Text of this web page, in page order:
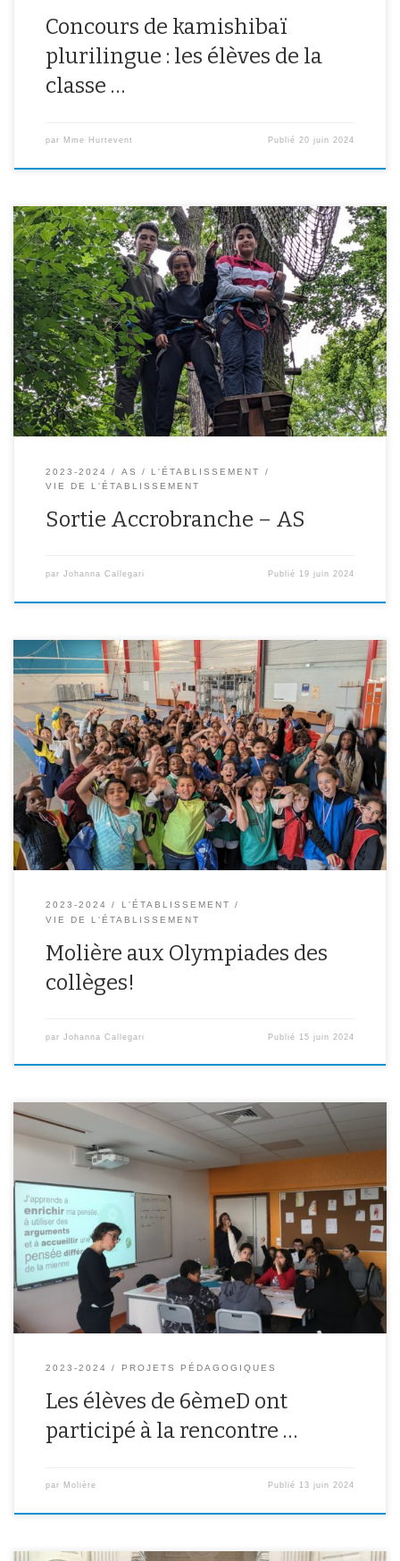
Concours de kamishibaï
plurilingue : les élèves de la
classe …
par Mme Hurtevent Publié20 juin 2024
46 élèves de l’Association Sportive ont participé à la sortie de fin
d’année à l’accrobranche du parc floral de Vincennes. Certains ont
découvert l’activité en commençant par le parcours jaune,
d’autres déjà aguerris sont même allés jusqu’au parcours rouge à
10m de hauteur! Des photos sont disponibles ci-dessous.
2023-2024 AS
L'ÉTABLISSEMENT
VIE DE L'ÉTABLISSEMENT
Sortie Accrobranche – AS
par Johanna Callegari Publié 19 juin 2024
Une vingtaine d’élèves de chaque niveau de classe ont été
sélectionnés pour participer aux Olympiades des collèges et ainsi
défier leurs camarades d’autres collèges d’Ivry sous la forme de
rencontres et de découvertes sportives. Ils ont ainsi pu pratiquer le
kinball, la balle aux prisonniers, le tchoukball, poules renards
vipères, […]
2023-2024
L'ÉTABLISSEMENT
VIE DE L'ÉTABLISSEMENT
Molière aux Olympiades des
collèges!
par Johanna Callegari Publié 15 juin 2024
2023-2024 PROJETS PÉDAGOGIQUES
Les élèves de 6èmeD ont
participé à la rencontre …
par Molière Publié 13 juin 2024